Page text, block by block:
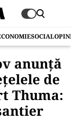
SOCIAL
anunță
de
Thuma: